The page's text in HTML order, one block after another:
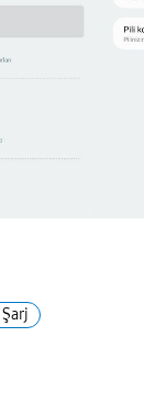
Şarj